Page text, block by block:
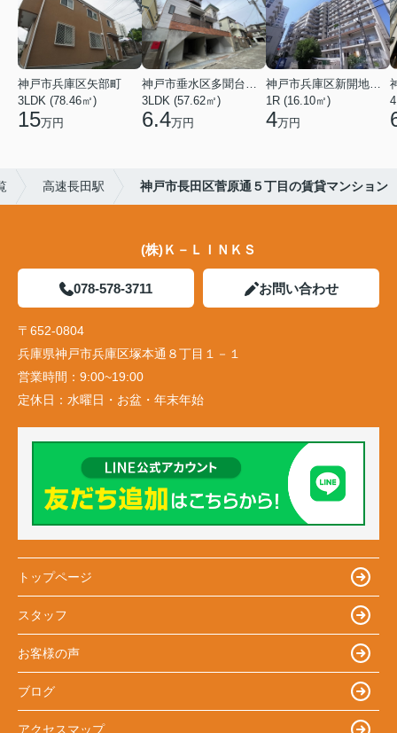
神戸市兵庫区矢部町
3LDK (78.46㎡)
15万円
神戸市垂水区多聞台２丁目
3LDK (57.62㎡)
6.4万円
神戸市兵庫区新開地１丁目
1R (16.10㎡)
4万円
高速長田駅 神戸市長田区菅原通５丁目の賃貸マンション
(株)Ｋ－ＬＩＮＫＳ
078-578-3711 お問い合わせ
〒652-0804
兵庫県神戸市兵庫区塚本通８丁目１－１
営業時間： 9:00~19:00
定休日： 水曜日・お盆・年末年始
トップページ
スタッフ
お客様の声
ブログ
アクセスマップ